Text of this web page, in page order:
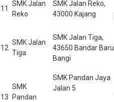
11
SMK Jalan
Reko
SMK Jalan Reko,
43000 Kajang
12
SMK Jalan
Tiga
SMK Jalan Tiga,
43650 Bandar Baru
Bangi
13
SMK
Pandan
SMK Pandan Jaya
Jalan 5